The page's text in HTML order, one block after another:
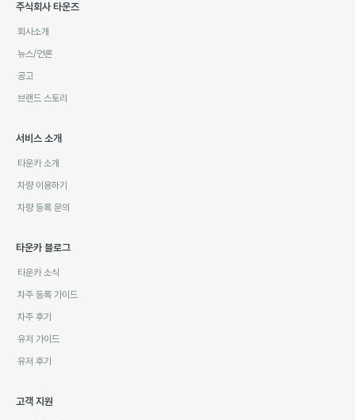
주식회사 타운즈
회사소개
뉴스/언론
공고
브랜드 스토리
서비스 소개
타운카 소개
차량 이용하기
차량 등록 문의
타운카 블로그
타운카 소식
차주 등록 가이드
차주 후기
유저 가이드
유저 후기
고객 지원